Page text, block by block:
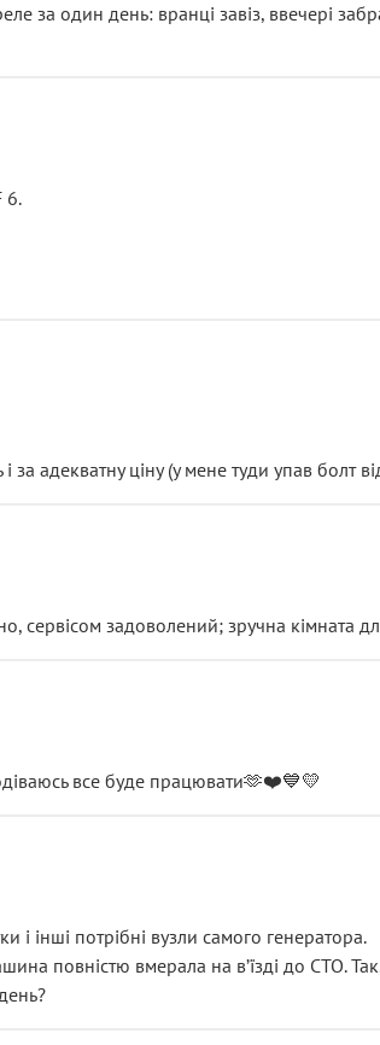
за один день: вранці завіз, ввечері
6.
адекватну ціну (у мене туди упав болт
задоволений; зручна кімната
все буде працювати🫶❤️💙💛
і інші потрібні вузли самого генератора.
повністю вмерала на вʼїзді до СТО.